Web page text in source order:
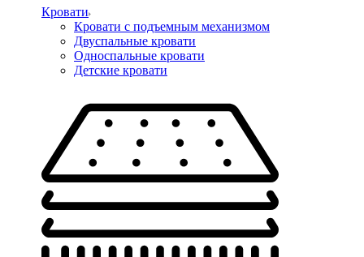
Кровати
Кровати с подъемным механизмом
Двуспальные кровати
Односпальные кровати
Детские кровати